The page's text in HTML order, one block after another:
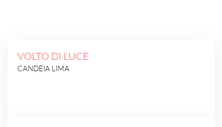
VOLTO DI LUCE
CANDEIA LIMA